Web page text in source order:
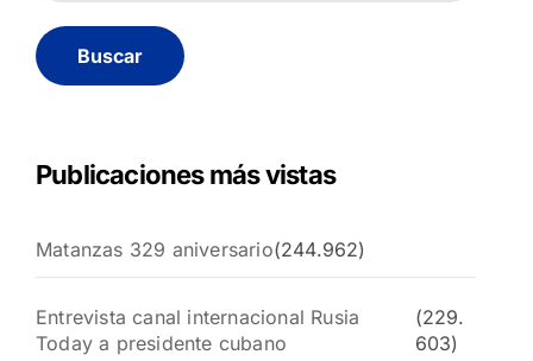
c
a
Publicaciones más vistas
Matanzas 329 aniversario(244.962)
Entrevista canal internacional Rusia
Today a presidente cubano
(229.
603)